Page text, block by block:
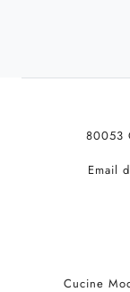
80053
Email
Cucine